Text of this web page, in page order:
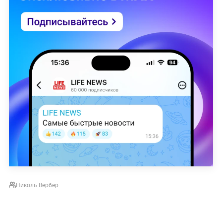
Николь Вербер